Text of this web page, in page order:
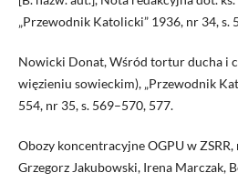
„Przewodnik Katolicki” 1936, nr 34, s.
Nowicki Donat, Wśród tortur ducha i
więzieniu sowieckim), „Przewodnik
554, nr 35, s. 569–570, 577.
Obozy koncentracyjne OGPU w
Grzegorz Jakubowski, Irena Marczak,